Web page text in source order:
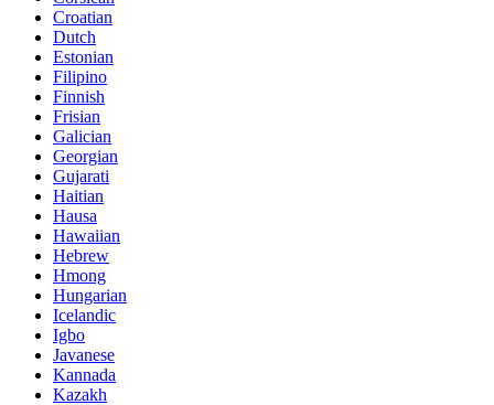
Croatian
Dutch
Estonian
Filipino
Finnish
Frisian
Galician
Georgian
Gujarati
Haitian
Hausa
Hawaiian
Hebrew
Hmong
Hungarian
Icelandic
Igbo
Javanese
Kannada
Kazakh